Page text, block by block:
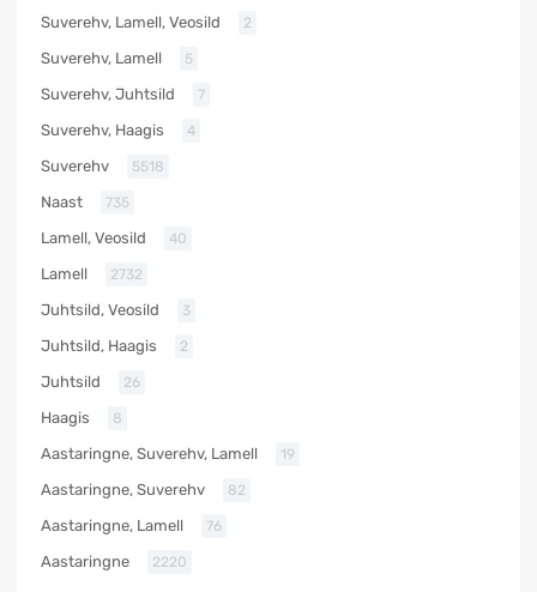
Suverehv, Lamell, Veosild 2
Suverehv, Lamell 5
Suverehv, Juhtsild 7
Suverehv, Haagis 4
Suverehv 5518
Naast 735
Lamell, Veosild 40
Lamell 2732
Juhtsild, Veosild 3
Juhtsild, Haagis 2
Juhtsild 26
Haagis 8
Aastaringne, Suverehv, Lamell 19
Aastaringne, Suverehv 82
Aastaringne, Lamell 76
Aastaringne 2220